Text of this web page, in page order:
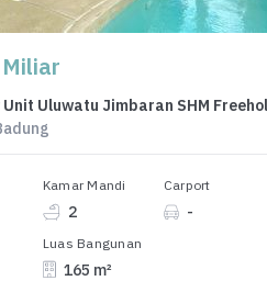
Kamar Mandi
2
Carport
-
Luas Bangunan
165 m²